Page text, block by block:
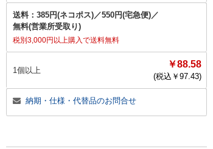
送料： 385円(ネコポス)／550円(宅急便)／
無料(営業所受取り)
税別3,000円以上購入で送料無料
1個以上
￥88.58
(税込￥ 97.43)
納期・仕様・代替品のお問合せ